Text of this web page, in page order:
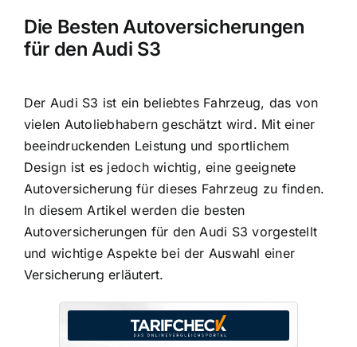
Die Besten Autoversicherungen
für den Audi S3
Der Audi S3 ist ein beliebtes Fahrzeug, das von
vielen Autoliebhabern geschätzt wird. Mit einer
beeindruckenden Leistung und sportlichem
Design ist es jedoch wichtig, eine geeignete
Autoversicherung für dieses Fahrzeug zu finden.
In diesem Artikel werden die besten
Autoversicherungen für den Audi S3 vorgestellt
und wichtige Aspekte bei der Auswahl einer
Versicherung erläutert.